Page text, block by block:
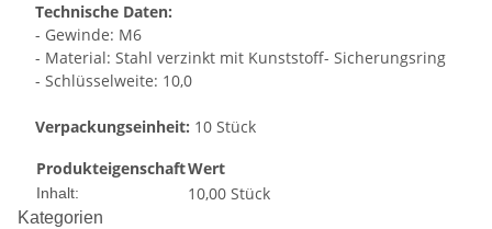
Technische Daten:
- Gewinde: M6
- Material: Stahl verzinkt mit Kunststoff- Sicherungsring
- Schlüsselweite: 10,0
Verpackungseinheit: 10 Stück
ProdukteigenschaftWert
Inhalt: 10,00 Stück
Kategorien